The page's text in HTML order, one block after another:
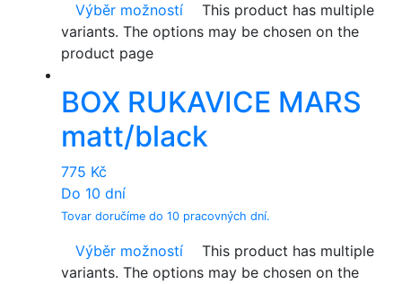
Výběr možností
This product has multiple
variants. The options may be chosen on the
product page
BOX RUKAVICE MARS
matt/black
775 Kč
Do 10 dní
Tovar doručíme do 10 pracovných dní.
Výběr možností
This product has multiple
variants. The options may be chosen on the